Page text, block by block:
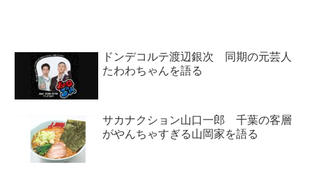
ドンデコルテ渡辺銀次 同期の元芸人
たわわちゃんを語る
サカナクション山口一郎 千葉の客層
がやんちゃすぎる山岡家を語る